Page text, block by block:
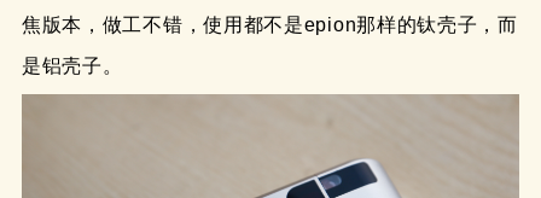
焦版本，做工不错，使用都不是epion那样的钛壳子，而
是铝壳子。